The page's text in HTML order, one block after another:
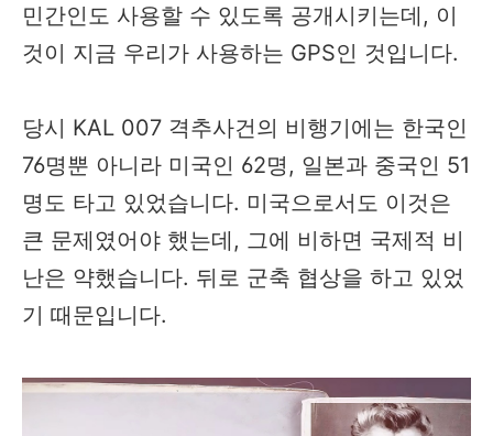
민간인도 사용할 수 있도록 공개시키는데, 이
것이 지금 우리가 사용하는 GPS인 것입니다.
당시 KAL 007 격추사건의 비행기에는 한국인
76명뿐 아니라 미국인 62명, 일본과 중국인 51
명도 타고 있었습니다. 미국으로서도 이것은
큰 문제였어야 했는데, 그에 비하면 국제적 비
난은 약했습니다. 뒤로 군축 협상을 하고 있었
기 때문입니다.